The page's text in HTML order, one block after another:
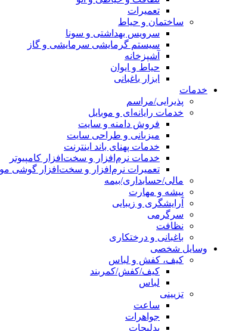
تعمیرات
ساختمان و حیاط
سرویس بهداشتی و سونا
سیستم گرمایشی سرمایشی و گاز
آشپزخانه
حیاط و ایوان
ابزار باغبانی
خدمات
پذیرایی/مراسم
خدمات رایانه‌ای و موبایل
فروش دامنه و سایت
میزبانی و طراحی سایت
خدمات پهنای باند اینترنت
خدمات نرم‌افزار و سخت‌افزار کامپیوتر
تعمیرات نرم‌افزار و سخت‌افزار گوشی
مالی/حسابداری/بیمه
پیشه و مهارت
آرایشگری و زیبایی
سرگرمی
نظافت
باغبانی و درختکاری
وسایل شخصی
کیف، کفش و لباس
کیف/کفش/کمربند
لباس
تزیینی
ساعت
جواهرات
بدلیجات